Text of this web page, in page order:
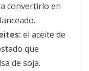
convertirlo en
el aceite de
que
de soja.